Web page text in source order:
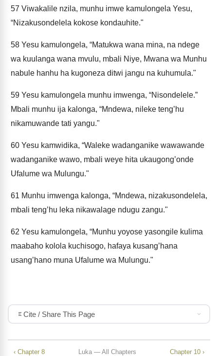
57 Viwakalile nzila, munhu imwe kamulongela Yesu,
“Nizakusondelela kokose kondauhite."
58 Yesu kamulongela, “Matukwa wana mina, na ndege
wa kuulanga wana mvulu, mbali Niye, Mwana wa Munhu
nabule hanhu ha kugoneza ditwi jangu na kuhumula."
59 Yesu kamulongela munhu imwenga, “Nisondelele.”
Mbali munhu ija kalonga, “Mndewa, nileke teng’hu
nikamuwande tati yangu."
60 Yesu kamwidika, “Waleke wadanganike wawawande
wadanganike wawo, mbali weye hita ukaugong’onde
Ufalume wa Mulungu."
61 Munhu imwenga kalonga, “Mndewa, nizakusondelela,
mbali teng’hu leka nikawalage ndugu zangu."
62 Yesu kamulongela, “Munhu yoyose yasongile kulima
maabaho kolola kuchisogo, hafaya kusang’hana
usang’hano muna Ufalume wa Mulungu."
Cite / Share This Page
‹ Chapter 8 Luka — All Chapters Chapter 10 ›